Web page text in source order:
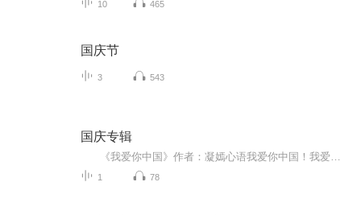
10 465
国庆节
3 543
国庆专辑
1 78